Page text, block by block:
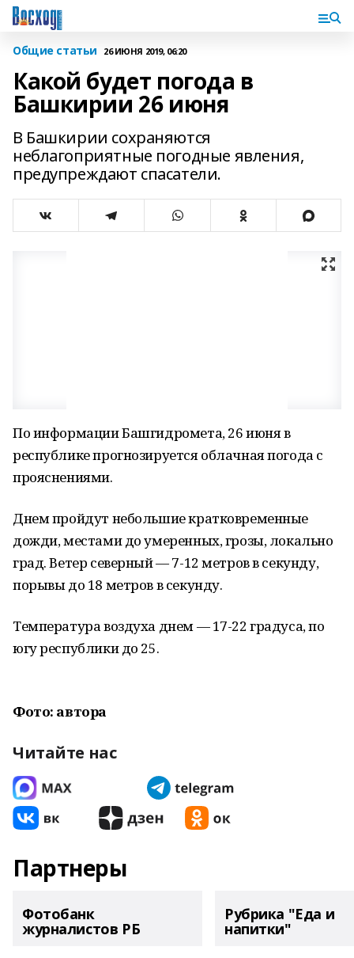
Общие статьи 26 ИЮНЯ 2019, 06:20
Какой будет погода в
Башкирии 26 июня
В Башкирии сохраняются
неблагоприятные погодные явления,
предупреждают спасатели.
По информации Башгидромета, 26 июня в
республике прогнозируется облачная погода с
прояснениями.
Днем пройдут небольшие кратковременные
дожди, местами до умеренных, грозы, локально
град. Ветер северный — 7-12 метров в секунду,
порывы до 18 метров в секунду.
Температура воздуха днем — 17-22 градуса, по
югу республики до 25.
Фото: автора
Читайте нас
Партнеры
Фотобанк
журналистов РБ
Рубрика "Еда и
напитки"